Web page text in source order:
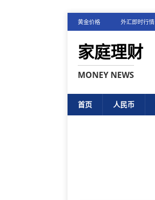
黄金价格 外汇即时行情
家庭理财
MONEY NEWS
首页 人民币